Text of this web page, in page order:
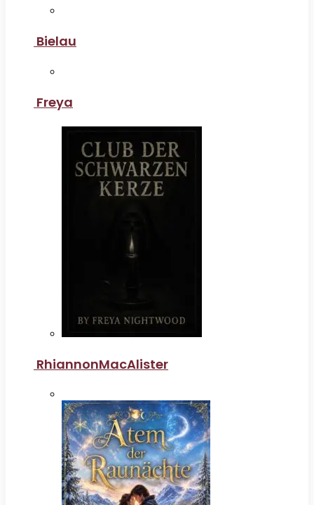
Bielau
Freya
RhiannonMacAlister